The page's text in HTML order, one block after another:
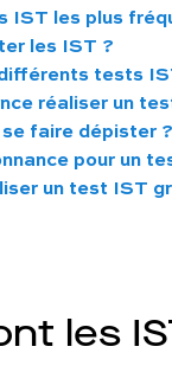
IST les plus
les IST ?
tests
réaliser un
faire dépister ?
pour un
un test IST
les